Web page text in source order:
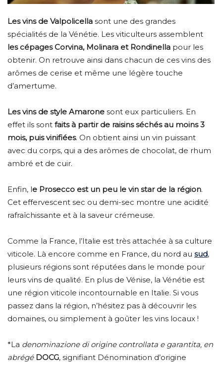
Les vins de Valpolicella sont une des grandes
spécialités de la Vénétie. Les viticulteurs assemblent
les cépages Corvina, Molinara et Rondinella pour les
obtenir. On retrouve ainsi dans chacun de ces vins des
arômes de cerise et même une légère touche
d’amertume.
Les vins de style Amarone sont eux particuliers. En
effet ils sont faits à partir de raisins séchés au moins 3
mois, puis vinifiées. On obtient ainsi un vin puissant
avec du corps, qui a des arômes de chocolat, de rhum
ambré et de cuir.
Enfin, le Prosecco est un peu le vin star de la région.
Cet effervescent sec ou demi-sec montre une acidité
rafraîchissante et à la saveur crémeuse.
Comme la France, l’Italie est très attachée à sa culture
viticole. Là encore comme en France, du nord au sud,
plusieurs régions sont réputées dans le monde pour
leurs vins de qualité. En plus de Vénise, la Vénétie est
une région viticole incontournable en Italie. Si vous
passez dans la région, n’hésitez pas à découvrir les
domaines, ou simplement à goûter les vins locaux !
*La denominazione di origine controllata e garantita, en
abrégéDOCG, signifiant Dénomination d’origine